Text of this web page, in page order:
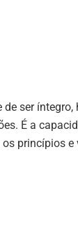
de ser
É a
princípios e